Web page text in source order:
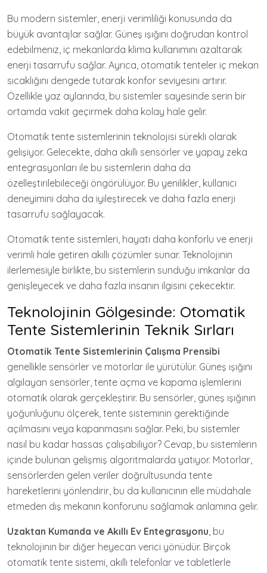
Bu modern sistemler, enerji verimliliği konusunda da
büyük avantajlar sağlar. Güneş ışığını doğrudan kontrol
edebilmeniz, iç mekanlarda klima kullanımını azaltarak
enerji tasarrufu sağlar. Ayrıca, otomatik tenteler iç mekan
sıcaklığını dengede tutarak konfor seviyesini artırır.
Özellikle yaz aylarında, bu sistemler sayesinde serin bir
ortamda vakit geçirmek daha kolay hale gelir.
Otomatik tente sistemlerinin teknolojisi sürekli olarak
gelişiyor. Gelecekte, daha akıllı sensörler ve yapay zeka
entegrasyonları ile bu sistemlerin daha da
özelleştirilebileceği öngörülüyor. Bu yenilikler, kullanıcı
deneyimini daha da iyileştirecek ve daha fazla enerji
tasarrufu sağlayacak.
Otomatik tente sistemleri, hayatı daha konforlu ve enerji
verimli hale getiren akıllı çözümler sunar. Teknolojinin
ilerlemesiyle birlikte, bu sistemlerin sunduğu imkanlar da
genişleyecek ve daha fazla insanın ilgisini çekecektir.
Teknolojinin Gölgesinde: Otomatik
Tente Sistemlerinin Teknik Sırları
Otomatik Tente Sistemlerinin Çalışma Prensibi
genellikle sensörler ve motorlar ile yürütülür. Güneş ışığını
algılayan sensörler, tente açma ve kapama işlemlerini
otomatik olarak gerçekleştirir. Bu sensörler, güneş ışığının
yoğunluğunu ölçerek, tente sisteminin gerektiğinde
açılmasını veya kapanmasını sağlar. Peki, bu sistemler
nasıl bu kadar hassas çalışabiliyor? Cevap, bu sistemlerin
içinde bulunan gelişmiş algoritmalarda yatıyor. Motorlar,
sensörlerden gelen veriler doğrultusunda tente
hareketlerini yönlendirir, bu da kullanıcının elle müdahale
etmeden dış mekanın konforunu sağlamak anlamına gelir.
Uzaktan Kumanda ve Akıllı Ev Entegrasyonu, bu
teknolojinin bir diğer heyecan verici yönüdür. Birçok
otomatik tente sistemi, akıllı telefonlar ve tabletlerle